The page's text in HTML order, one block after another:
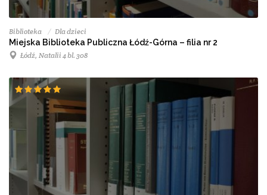
Biblioteka Dla dzieci
Miejska Biblioteka Publiczna Łódź-Górna – filia nr 2
Łódź, Natalii 4 bl. 308